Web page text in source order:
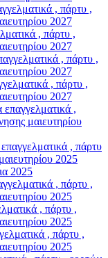
, πάρτυ ,
2027
, πάρτυ ,
2027
, πάρτυ ,
2027
, πάρτυ ,
2027
,
μαιευτηρίου
, πάρτυ
2025
2025
, πάρτυ ,
2025
, πάρτυ ,
2025
, πάρτυ ,
2025